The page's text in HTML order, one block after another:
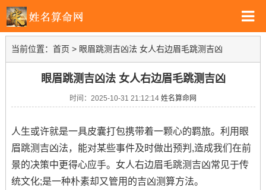
当前位置： 首页 > 眼眉跳测吉凶法 女人右边眉毛跳测吉凶
眼眉跳测吉凶法 女人右边眉毛跳测吉凶
时间：2025-10-31 21:12:14 姓名算命网
人生或许就是一具皮囊打包携带着一颗心的羁旅。利用眼
眉跳测吉凶法，能对某些事件及时做出预判,造成我们在前
景的决策中更得心应手。女人右边眉毛跳测吉凶常见于传
统文化;是一种朴素却又管用的吉凶测算方法。